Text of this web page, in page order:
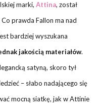
marki, Attina, został
Co prawda Fallon ma nad
bardziej wyszukana
jakością materiałów.
satyną, skoro tył
– słabo nadającego się
mocną siatkę, jak w Attinie